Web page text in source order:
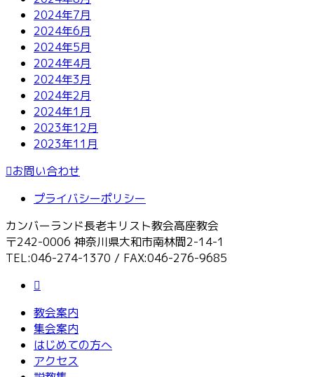
2024年7月
2024年6月
2024年5月
2024年4月
2024年3月
2024年2月
2024年1月
2023年12月
2023年11月
お問い合わせ
プライバシーポリシー
カンバーランド長老キリスト教会高座教会
〒242-0006 神奈川県大和市南林間2-14-1
TEL:046-274-1370 / FAX:046-276-9685
教会案内
集会案内
はじめての方へ
アクセス